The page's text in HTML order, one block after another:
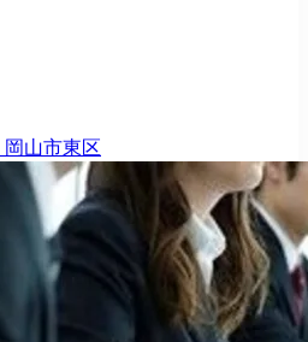
岡山市東区